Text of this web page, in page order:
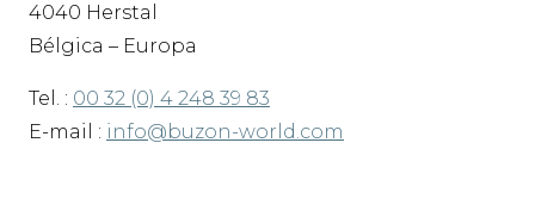
4040 Herstal
Bélgica – Europa
Tel. : 00 32 (0) 4 248 39 83
E-mail : info@buzon-world.com